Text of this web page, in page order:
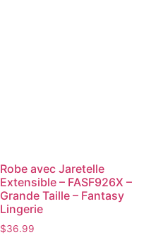
Robe avec Jaretelle
Extensible – FASF926X –
Grande Taille – Fantasy
Lingerie
$36.99